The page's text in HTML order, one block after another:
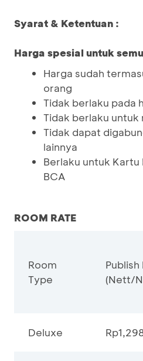
Syarat & Ketentuan :
Harga spesial untuk
Harga sudah
orang
Tidak berlaku pada
Tidak berlaku
Tidak dapat
lainnya
Berlaku untuk
BCA
ROOM RATE
Room
Type
Publish
(Nett/
Deluxe